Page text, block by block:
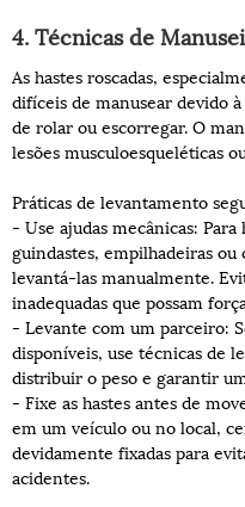
4. Técnicas de
As hastes roscadas,
difíceis de manusear devido
de rolar ou escorregar. O
lesões musculoesqueléticas
Práticas de levantamento
- Use ajudas mecânicas: Para
guindastes, empilhadeiras ou
levantá-las manualmente.
inadequadas que possam
- Levante com um parceiro:
disponíveis, use técnicas de
distribuir o peso e garantir
- Fixe as hastes antes de
em um veículo ou no local,
devidamente fixadas para
acidentes.